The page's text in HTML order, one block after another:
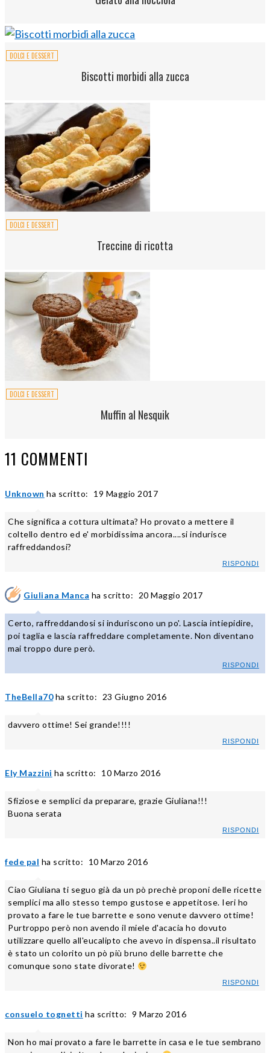
DOLCI E DESSERT
Biscotti morbidi alla zucca
DOLCI E DESSERT
Treccine di ricotta
DOLCI E DESSERT
Muffin al Nesquik
11 COMMENTI
Unknown ha scritto: 19 Maggio 2017
Che significa a cottura ultimata? Ho provato a mettere il
coltello dentro ed e' morbidissima ancora....si indurisce
raffreddandosi?
RISPONDI
Giuliana Manca ha scritto: 20 Maggio 2017
Certo, raffreddandosi si induriscono un po'. Lascia intiepidire,
poi taglia e lascia raffreddare completamente. Non diventano
mai troppo dure però.
RISPONDI
TheBella70 ha scritto: 23 Giugno 2016
davvero ottime! Sei grande!!!!
RISPONDI
Ely Mazzini ha scritto: 10 Marzo 2016
Sfiziose e semplici da preparare, grazie Giuliana!!!
Buona serata
RISPONDI
fede pal ha scritto: 10 Marzo 2016
Ciao Giuliana ti seguo già da un pò prechè proponi delle ricette
semplici ma allo stesso tempo gustose e appetitose. Ieri ho
provato a fare le tue barrette e sono venute davvero ottime!
Purtroppo però non avendo il miele d'acacia ho dovuto
utilizzare quello all'eucalipto che avevo in dispensa..il risultato
è stato un colorito un pò più bruno delle barrette che
comunque sono state divorate!
RISPONDI
consuelo tognetti ha scritto: 9 Marzo 2016
Non ho mai provato a fare le barrette in casa e le tue sembrano